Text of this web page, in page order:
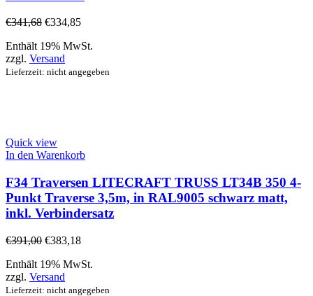
€341,68 €334,85
Enthält 19% MwSt.
zzgl. Versand
Lieferzeit: nicht angegeben
Quick view
In den Warenkorb
F34 Traversen LITECRAFT TRUSS LT34B 350 4-
Punkt Traverse 3,5m, in RAL9005 schwarz matt,
inkl. Verbindersatz
€391,00 €383,18
Enthält 19% MwSt.
zzgl. Versand
Lieferzeit: nicht angegeben